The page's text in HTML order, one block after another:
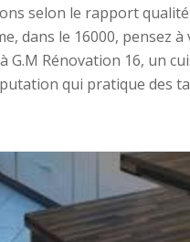
selon le rapport
dans le 16000, pensez à
G.M Rénovation 16, un
qui pratique des